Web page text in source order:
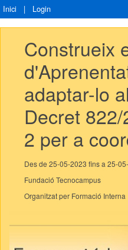
Inici | Login
Construeix
adaptar-lo
Decret
2 per a
Des de 25-05-2023 fins a 25-
Fundació Tecnocampus
Organitzat per Formació Interna